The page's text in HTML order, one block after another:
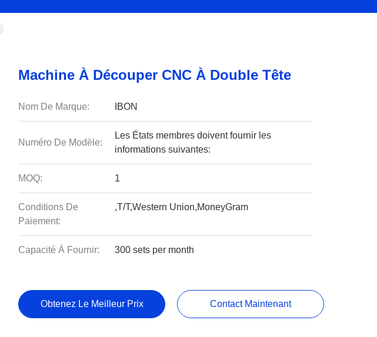
Machine À Découper CNC À Double Tête
Nom De Marque: IBON
Numéro De Modèle:
Les États membres doivent fournir les
informations suivantes:
MOQ: 1
Conditions De
Paiement:
,T/T,Western Union,MoneyGram
Capacité À Fournir: 300 sets per month
Obtenez Le Meilleur Prix Contact Maintenant